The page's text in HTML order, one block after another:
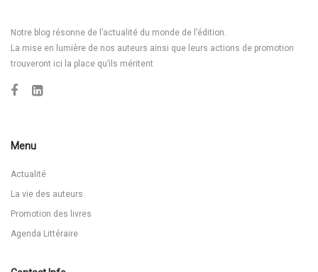
Notre blog résonne de l’actualité du monde de l’édition.
La mise en lumière de nos auteurs ainsi que leurs actions de promotion
trouveront ici la place qu’ils méritent
Menu
Actualité
La vie des auteurs
Promotion des livres
Agenda Littéraire